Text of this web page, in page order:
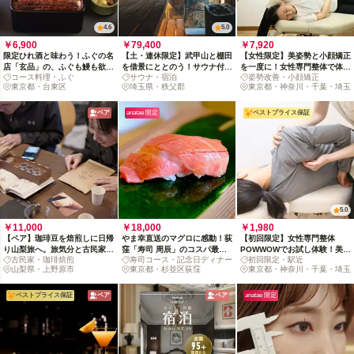
4.6
￥6,900
限定ひれ酒と味わう！ふぐの名
店「玄品」の、ふぐも鰻も欲張
りコース
コース料理・ふぐ
東京都・台東区
5.0
￥79,400
【土・連休限定】武甲山と棚田
を借景にととのう！サウナ付一
棟貸し宿 DANDAN体験
サウナ・宿泊
埼玉県・秩父郡
￥7,920
【女性限定】美姿勢と小顔矯正
を一度に！女性専門整体で体も
顔もトータルケア
姿勢改善・小顔矯正
東京都・神奈川・千葉・埼玉
ペア
￥11,000
【ペア】珈琲豆を焙煎しに日帰
り山梨旅へ。旅気分と古民家を
味わう幸せ時間
古民家・珈琲焙煎
山梨県・上野原市
anatae 限定
￥18,000
やま幸直送のマグロに感動！荻
窪「寿司 周辰」のコスパ最強
おまかせコース
寿司コース・記念日ディナー
東京都・杉並区荻窪
ベストプライス保証
5.0
￥1,980
【初回限定】女性専門整体
POWWOWでお試し体験！美
脚・骨盤・猫背・小顔から選べ
る体メンテナンス
初回限定・駅近
東京都・神奈川・千葉・埼玉
ベストプライス保証 ペア ペア anatae 限定